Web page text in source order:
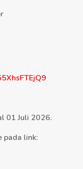
01 Juli 2026.
pada link: